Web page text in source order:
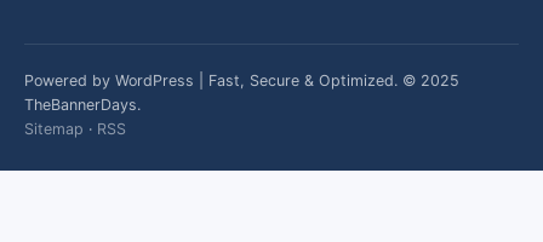
Powered by WordPress | Fast, Secure & Optimized. © 2025
TheBannerDays.
Sitemap · RSS